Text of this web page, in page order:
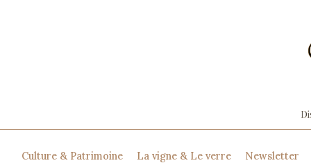
Culture & Patrimoine La vigne & Le verre Newsletter